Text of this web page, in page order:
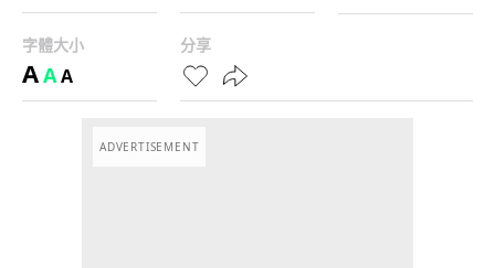
字體大小
AAA
分享
ADVERTISEMENT